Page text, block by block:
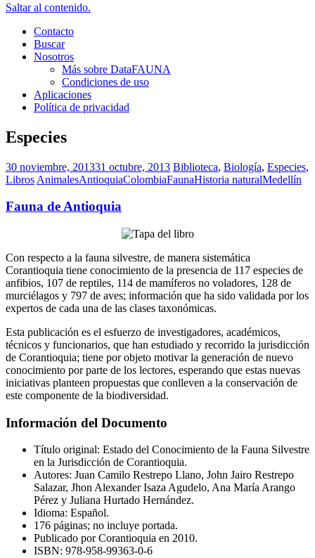
Saltar al contenido.
Contacto
Buscar
Nosotros
Más sobre DataFAUNA
Condiciones de uso
Aplicaciones
Política de privacidad
Especies
30 noviembre, 201331 octubre, 2013 Biblioteca, Biología, Especies,
Libros AnimalesAntioquiaColombiaFaunaHistoria naturalMedellín
Fauna de Antioquia
Con respecto a la fauna silvestre, de manera sistemática
Corantioquia tiene conocimiento de la presencia de 117 especies de
anfibios, 107 de reptiles, 114 de mamíferos no voladores, 128 de
murciélagos y 797 de aves; información que ha sido validada por los
expertos de cada una de las clases taxonómicas.
Esta publicación es el esfuerzo de investigadores, académicos,
técnicos y funcionarios, que han estudiado y recorrido la jurisdicción
de Corantioquia; tiene por objeto motivar la generación de nuevo
conocimiento por parte de los lectores, esperando que estas nuevas
iniciativas planteen propuestas que conlleven a la conservación de
este componente de la biodiversidad.
Información del Documento
Título original: Estado del Conocimiento de la Fauna Silvestre
en la Jurisdicción de Corantioquia.
Autores: Juan Camilo Restrepo Llano, John Jairo Restrepo
Salazar, Jhon Alexander Isaza Agudelo, Ana María Arango
Pérez y Juliana Hurtado Hernández.
Idioma: Español.
176 páginas; no incluye portada.
Publicado por Corantioquia en 2010.
ISBN: 978-958-99363-0-6